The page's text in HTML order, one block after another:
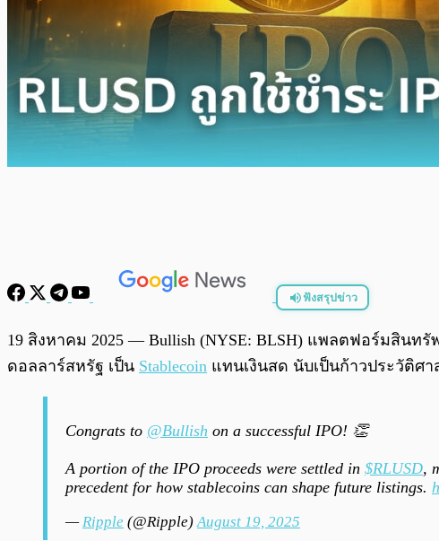
ฟังสรุปข่าว
พร้อมเล่น
19 สิงหาคม 2025 — Bullish (NYSE: BLSH) แพลตฟอร์มสินท
ดอลลาร์สหรัฐ เป็น Stablecoin แทนเงินสด นับเป็นก้าวประวัติศ
Congrats to @Bullish on a successful IPO! 👏
A portion of the IPO proceeds were settled in $RLUSD,
precedent for how stablecoins can shape future listings.
—Ripple (@Ripple)August 19, 2025